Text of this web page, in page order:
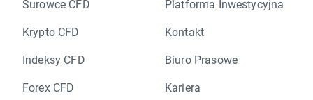
Surowce CFD
Krypto CFD
Indeksy CFD
Forex CFD
Platforma Inwestycyjna
Kontakt
Biuro Prasowe
Kariera